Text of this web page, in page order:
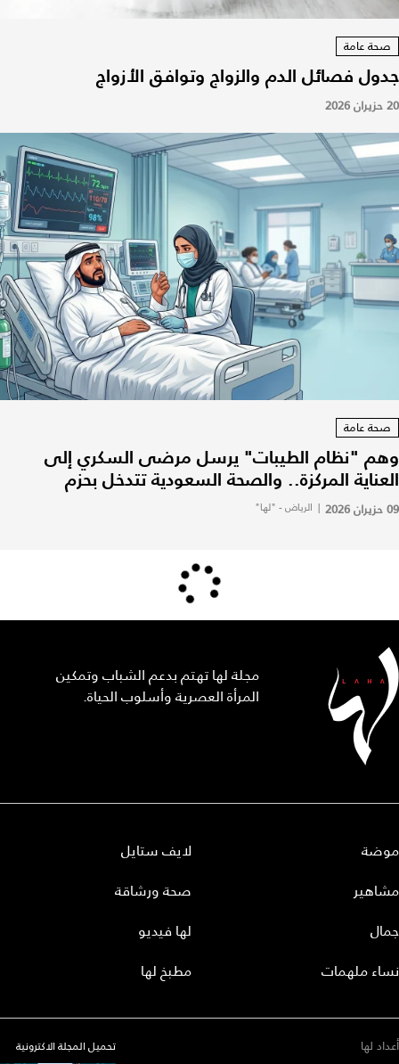
صحة عامة
جدول فصائل الدم والزواج وتوافق الأزواج
20 حزيران 2026
صحة عامة
وهم "نظام الطيبات" يرسل مرضى السكري إلى
العناية المركزة.. والصحة السعودية تتدخل بحزم
09 حزيران 2026 | الرياض - "لها"
مجلة لها تهتم بدعم الشباب وتمكين
المرأة العصرية وأسلوب الحياة.
موضة
مشاهير
جمال
نساء ملهمات
لايف ستايل
صحة ورشاقة
لها فيديو
مطبخ لها
أعداد لها تحميل المجلة الاكترونية